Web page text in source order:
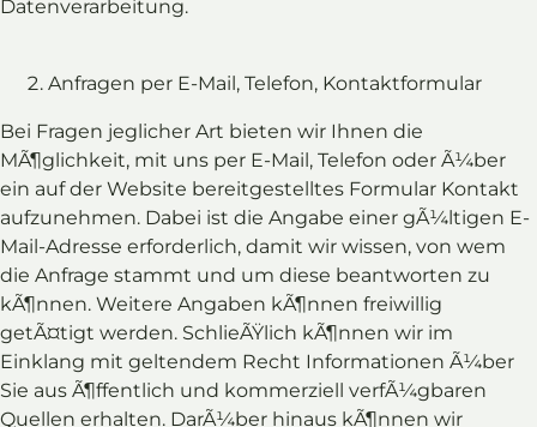
Datenverarbeitung.
Anfragen per E-Mail, Telefon, Kontaktformular
Bei Fragen jeglicher Art bieten wir Ihnen die
MÃ¶glichkeit, mit uns per E-Mail, Telefon oder Ã¼ber
ein auf der Website bereitgestelltes Formular Kontakt
aufzunehmen. Dabei ist die Angabe einer gÃ¼ltigen E-
Mail-Adresse erforderlich, damit wir wissen, von wem
die Anfrage stammt und um diese beantworten zu
kÃ¶nnen. Weitere Angaben kÃ¶nnen freiwillig
getÃ¤tigt werden. SchlieÃŸlich kÃ¶nnen wir im
Einklang mit geltendem Recht Informationen Ã¼ber
Sie aus Ã¶ffentlich und kommerziell verfÃ¼gbaren
Quellen erhalten. DarÃ¼ber hinaus kÃ¶nnen wir